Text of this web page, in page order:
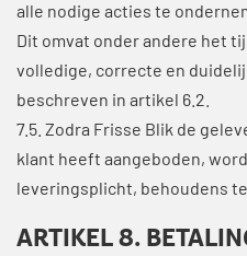
alle nodige acties te
Dit omvat onder andere het
volledige, correcte en
beschreven in artikel 6.2.
7.5. Zodra Frisse Blik de
klant heeft aangeboden,
leveringsplicht, behoudens
ARTIKEL 8.